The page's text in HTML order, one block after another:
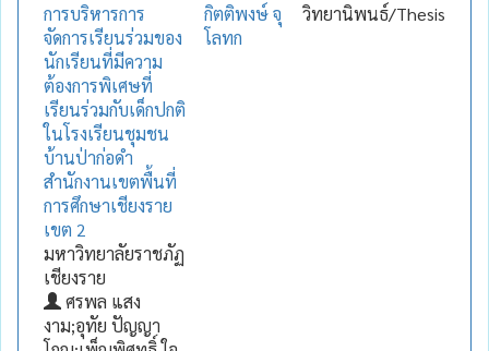
การบริหารการ
จัดการเรียนร่วมของ
นักเรียนที่มีความ
ต้องการพิเศษที่
เรียนร่วมกับเด็กปกติ
ในโรงเรียนชุมชน
บ้านป่าก่อดำ
สำนักงานเขตพื้นที่
การศึกษาเชียงราย
เขต 2
มหาวิทยาลัยราชภัฏ
เชียงราย
ศรพล แสง
งาม;อุทัย ปัญญา
กิตติพงษ์ จุ
โลทก
วิทยานิพนธ์/Thesis